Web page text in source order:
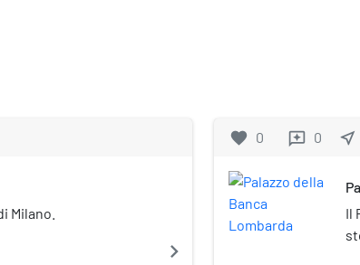
Milano.
navigate_next
favorite 0 reviews 0 near_me
Il